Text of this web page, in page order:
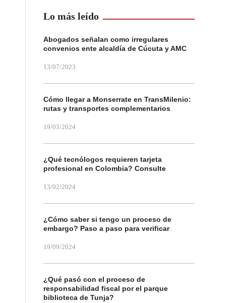
Lo más leído
Abogados señalan como irregulares
convenios ente alcaldía de Cúcuta y AMC
13/07/2023
Cómo llegar a Monserrate en TransMilenio:
rutas y transportes complementarios
19/03/2024
¿Qué tecnólogos requieren tarjeta
profesional en Colombia? Consulte
13/02/2024
¿Cómo saber si tengo un proceso de
embargo? Paso a paso para verificar
19/09/2024
¿Qué pasó con el proceso de
responsabilidad fiscal por el parque
biblioteca de Tunja?